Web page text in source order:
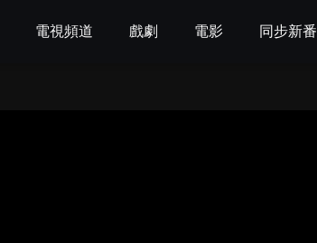
電視頻道 戲劇 電影 同步新番